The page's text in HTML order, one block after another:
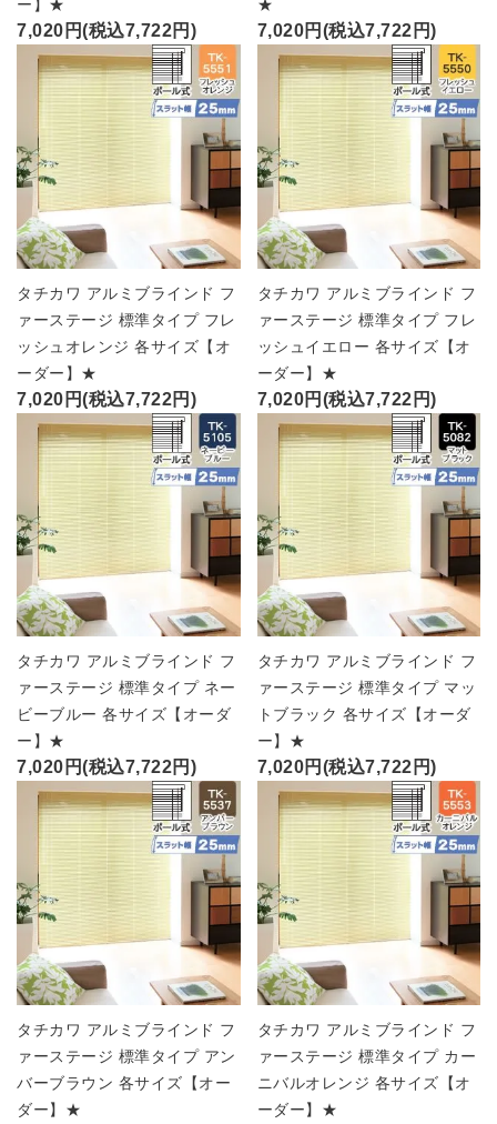
ー】★
7,020円(税込7,722円)
★
7,020円(税込7,722円)
タチカワ アルミブラインド フ
ァーステージ 標準タイプ フレ
ッシュオレンジ 各サイズ【オ
ーダー】★
7,020円(税込7,722円)
タチカワ アルミブラインド フ
ァーステージ 標準タイプ フレ
ッシュイエロー 各サイズ【オ
ーダー】★
7,020円(税込7,722円)
タチカワ アルミブラインド フ
ァーステージ 標準タイプ ネー
ビーブルー 各サイズ【オーダ
ー】★
7,020円(税込7,722円)
タチカワ アルミブラインド フ
ァーステージ 標準タイプ マッ
トブラック 各サイズ【オーダ
ー】★
7,020円(税込7,722円)
タチカワ アルミブラインド フ
ァーステージ 標準タイプ アン
バーブラウン 各サイズ【オー
ダー】★
タチカワ アルミブラインド フ
ァーステージ 標準タイプ カー
ニバルオレンジ 各サイズ【オ
ーダー】★